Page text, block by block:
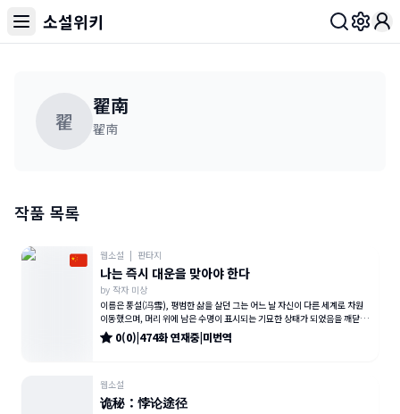
소설위키
翟
翟南
翟南
작품 목록
웹소설 | 판타지
나는 즉시 대운을 맞아야 한다
by 작자 미상
이름은 풍설(冯雪), 평범한 삶을 살던 그는 어느 날 자신이 다른 세계로 차원
이동했으며, 머리 위에 남은 수명이 표시되는 기묘한 상태가 되었음을 깨닫는
다. 남은 시간은 고작
0(0)|474화연재중|미번역
웹소설
诡秘：悖论途径